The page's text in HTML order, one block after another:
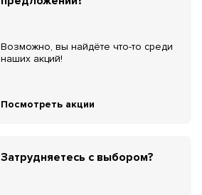
Возможно, вы найдёте что-то среди
наших акций!
Посмотреть акции
Затрудняетесь с выбором?